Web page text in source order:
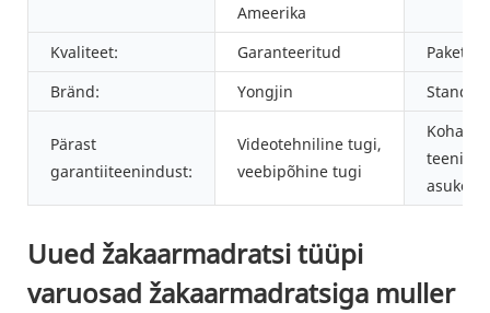
Ameerika
Kvaliteet: Garanteeritud
Pakett:
Bränd:
Yongjin
Pärast
garantiiteenindust:
Videotehniline tugi,
veebipõhine tugi
Kohaliku
asukoht:
Uued žakaarmadratsi tüüpi
varuosad žakaarmadratsiga muller